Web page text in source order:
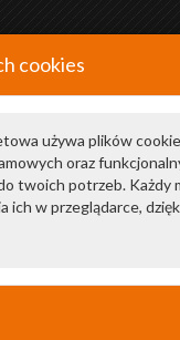
cookies
używa plików
oraz
twoich potrzeb. Każdy
ich w przeglądarce,